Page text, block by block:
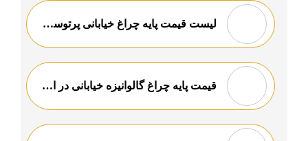
لیست قیمت پایه چراغ خیابانی پرتوسازان بدیع
قیمت پایه چراغ گالوانیزه خیابانی در اراک